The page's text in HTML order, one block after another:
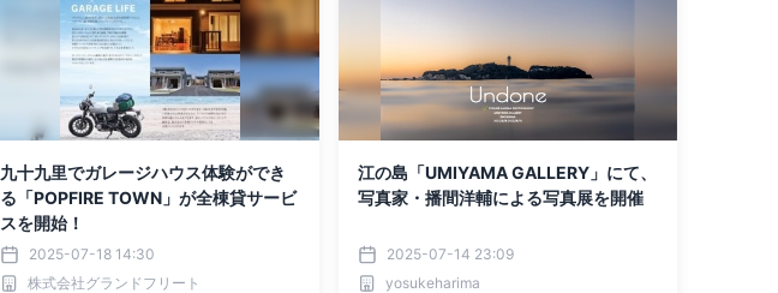
九十九里でガレージハウス体験ができ
る「POPFIRE TOWN」が全棟貸サービ
スを開始！
2025-07-18 14:30
株式会社グランドフリート
江の島「UMIYAMA GALLERY」にて、
写真家・播間洋輔による写真展を開催
2025-07-14 23:09
yosukeharima